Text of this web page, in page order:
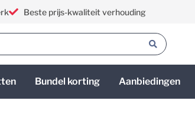
Beste prijs-kwaliteit verhouding
Bundel korting Aanbiedingen